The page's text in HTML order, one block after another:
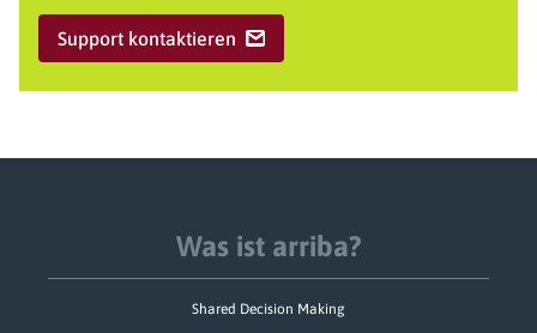
Support kontaktieren
Was ist arriba?
Shared Decision Making